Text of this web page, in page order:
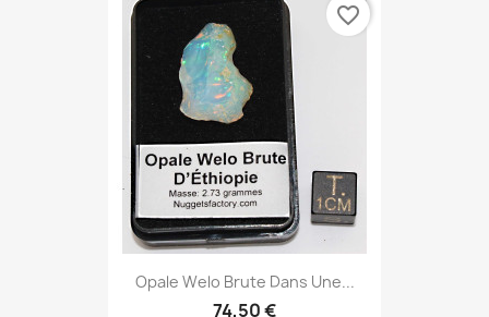
Opale Welo Brute Dans Une...
74,50 €
favorite_border